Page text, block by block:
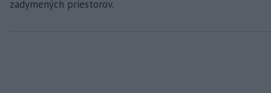
zadymených priestorov.